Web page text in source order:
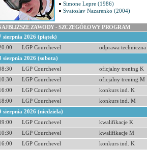
Simone Lepre (1986)
Svatoslav Nazarenko (2004)
ZAWODY - SZCZEGÓŁOWY PROGRAM
sierpnia 2026 (piątek)
LGP Courchevel
odprawa
sierpnia 2026 (sobota)
LGP Courchevel
oficjalny trening K
LGP Courchevel
oficjalny trening M
LGP Courchevel
konkurs ind. K
LGP Courchevel
konkurs ind. M
sierpnia 2026 (niedziela)
LGP Courchevel
kwalifikacje K
LGP Courchevel
kwalifikacje M
LGP Courchevel
konkurs ind. K